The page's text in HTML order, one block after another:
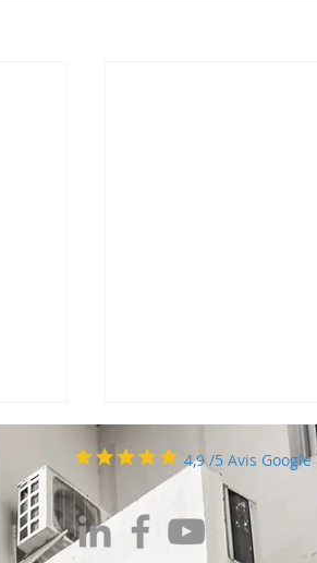
4,9 /5 Avis Google